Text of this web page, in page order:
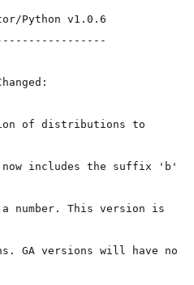
Python v1.0.6
of distributions to